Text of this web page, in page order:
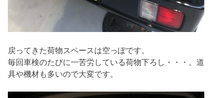
戻ってきた荷物スペースは空っぽです。
毎回車検のたびに一苦労している荷物下ろし・・・。道
具や機材も多いので大変です。